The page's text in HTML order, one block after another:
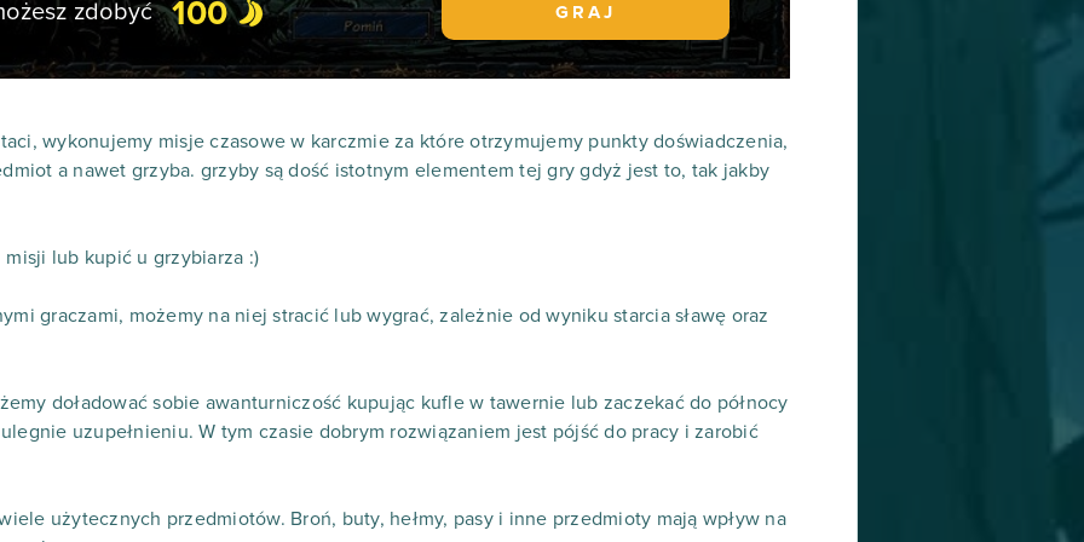
zdobyć 100 GRAJ
wykonujemy misje czasowe w karczmie za które otrzymujemy punkty doświadczenia,
a nawet grzyba. grzyby są dość istotnym elementem tej gry gdyż jest to, tak jakby
lub kupić u grzybiarza :)
graczami, możemy na niej stracić lub wygrać, zależnie od wyniku starcia sławę oraz
doładować sobie awanturniczość kupując kufle w tawernie lub zaczekać do północy
uzupełnieniu. W tym czasie dobrym rozwiązaniem jest pójść do pracy i zarobić
użytecznych przedmiotów. Broń, buty, hełmy, pasy i inne przedmioty mają wpływ na